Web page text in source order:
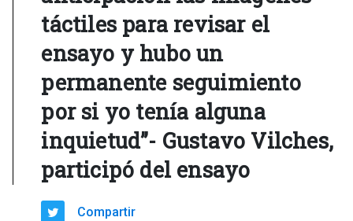
táctiles para revisar el
ensayo y hubo un
permanente seguimiento
por si yo tenía alguna
inquietud”- Gustavo Vilches,
participó del ensayo
Compartir